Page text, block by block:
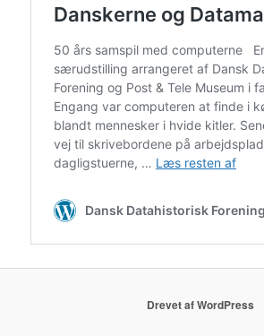
Drevet af WordPress